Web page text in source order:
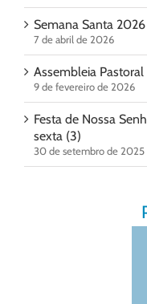
Semana Santa 2026
7 de abril de 2026
Assembleia
9 de fevereiro de 2026
Festa de Nossa
sexta (3)
30 de setembro de 2025